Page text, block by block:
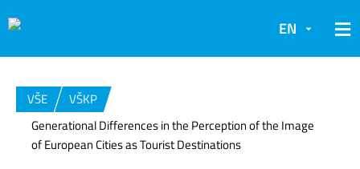
EN
VŠE
VŠKP
Generational Differences in the Perception of the Image
of European Cities as Tourist Destinations